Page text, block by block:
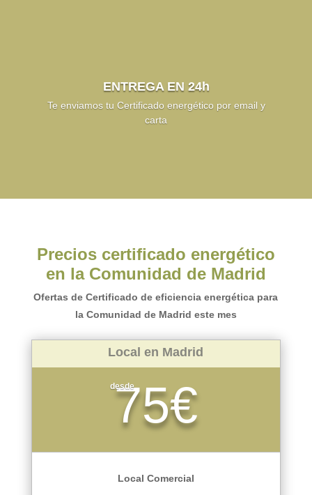
ENTREGA EN 24h
Te enviamos tu Certificado energético por email y
carta
Precios certificado energético
en la Comunidad de Madrid
Ofertas de Certificado de eficiencia energética para
la Comunidad de Madrid este mes
Local en Madrid
desde
75€
Local Comercial